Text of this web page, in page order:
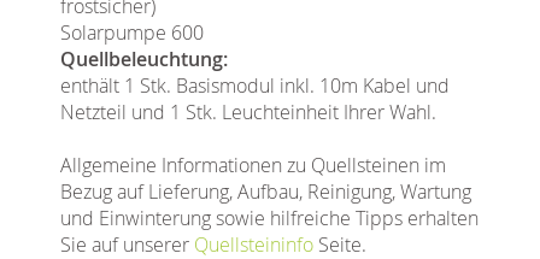
frostsicher)
Solarpumpe 600
Quellbeleuchtung:
enthält 1 Stk. Basismodul inkl. 10m Kabel und
Netzteil und 1 Stk. Leuchteinheit Ihrer Wahl.
Allgemeine Informationen zu Quellsteinen im
Bezug auf Lieferung, Aufbau, Reinigung, Wartung
und Einwinterung sowie hilfreiche Tipps erhalten
Sie auf unserer Quellsteininfo Seite.